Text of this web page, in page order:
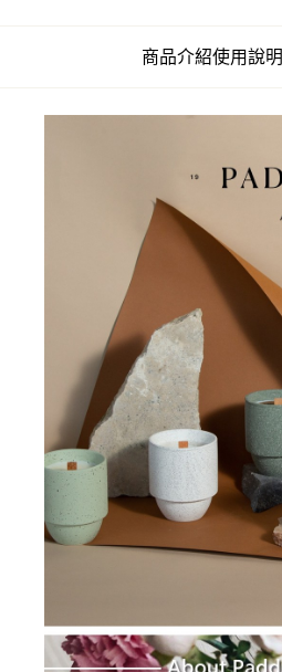
商品介紹使用說明